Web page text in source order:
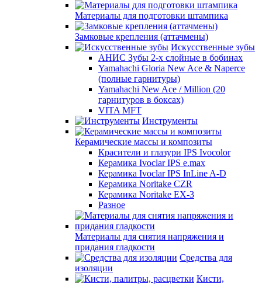
Материалы для подготовки штампика
Замковые крепления (аттачмены)
Искусственные зубы
АНИС Зубы 2-х слойные в бобинах
Yamahachi Gloria New Ace & Naperce
(полные гарнитуры)
Yamahachi New Ace / Million (20
гарнитуров в боксах)
VITA MFT
Инструменты
Керамические массы и композиты
Красители и глазури IPS Ivocolor
Керамика Ivoclar IPS e.max
Керамика Ivoclar IPS InLine A-D
Керамика Noritake CZR
Керамика Noritake EX-3
Разное
Материалы для снятия напряжения и
придания гладкости
Средства для
изоляции
Кисти,